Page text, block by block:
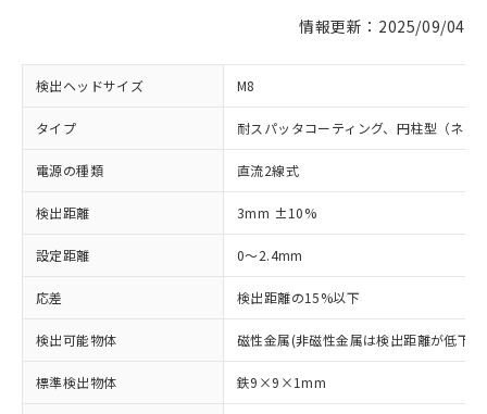
情報更新：2025/09/04
検出ヘッドサイズ M8
タイプ 耐スパッタコーティング、円柱型（ネジ
電源の種類 直流2線式
検出距離 3mm ±10%
設定距離 0～2.4mm
応差 検出距離の15%以下
検出可能物体 磁性金属(非磁性金属は検出距離が低下
標準検出物体 鉄9×9×1mm